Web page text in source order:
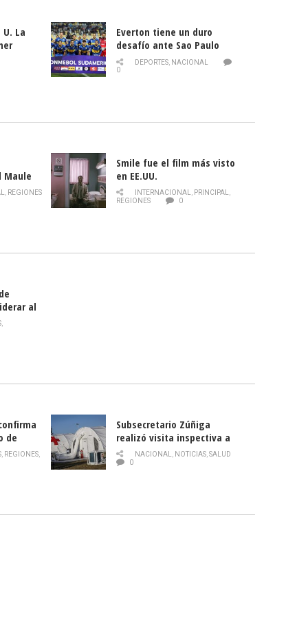
La
Everton tiene un duro
desafío ante Sao Paulo
DEPORTES, NACIONAL
0
Maule
de la
, REGIONES
Smile fue el film más visto
en EE.UU.
INTERNACIONAL, PRINCIPAL,
REGIONES
0
al
,
de
, REGIONES,
Subsecretario Zúñiga
realizó visita inspectiva a
Hospital Modular Sótero del
Río
NACIONAL, NOTICIAS,SALUD
0